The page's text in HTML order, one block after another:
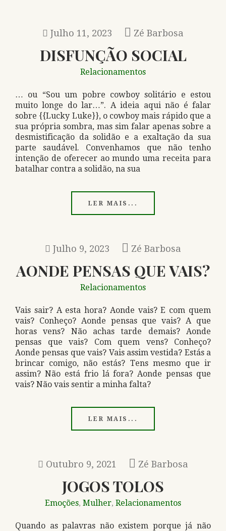
Julho 11, 2023 Zé Barbosa
DISFUNÇÃO SOCIAL
Relacionamentos
… ou “Sou um pobre cowboy solitário e estou
muito longe do lar…”. A ideia aqui não é falar
sobre {{Lucky Luke}}, o cowboy mais rápido que a
sua própria sombra, mas sim falar apenas sobre a
desmistificação da solidão e a exaltação da sua
parte saudável. Convenhamos que não tenho
intenção de oferecer ao mundo uma receita para
batalhar contra a solidão, na sua
LER MAIS...
Julho 9, 2023 Zé Barbosa
AONDE PENSAS QUE VAIS?
Relacionamentos
Vais sair? A esta hora? Aonde vais? E com quem
vais? Conheço? Aonde pensas que vais? A que
horas vens? Não achas tarde demais? Aonde
pensas que vais? Com quem vens? Conheço?
Aonde pensas que vais? Vais assim vestida? Estás a
brincar comigo, não estás? Tens mesmo que ir
assim? Não está frio lá fora? Aonde pensas que
vais? Não vais sentir a minha falta?
LER MAIS...
Outubro 9, 2021 Zé Barbosa
JOGOS TOLOS
Emoções, Mulher, Relacionamentos
Quando as palavras não existem porque já não